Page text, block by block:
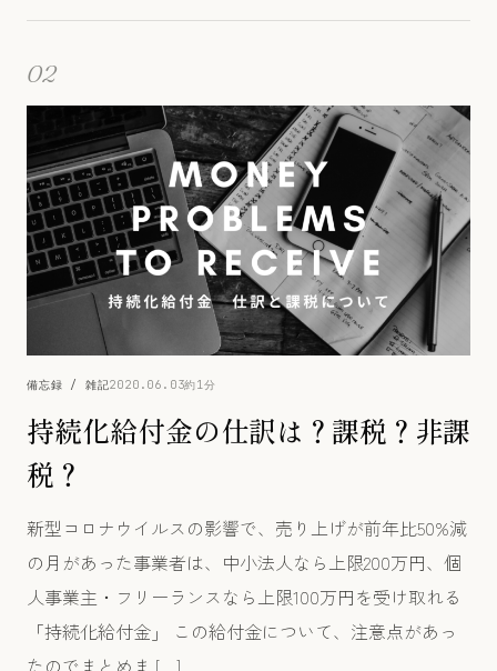
02
備忘録 / 雑記2020.06.03約1分
持続化給付金の仕訳は？課税？非課
税？
新型コロナウイルスの影響で、売り上げが前年比50%減
の月があった事業者は、中小法人なら上限200万円、個
人事業主・フリーランスなら上限100万円を受け取れる
「持続化給付金」 この給付金について、注意点があっ
たのでまとめま […]